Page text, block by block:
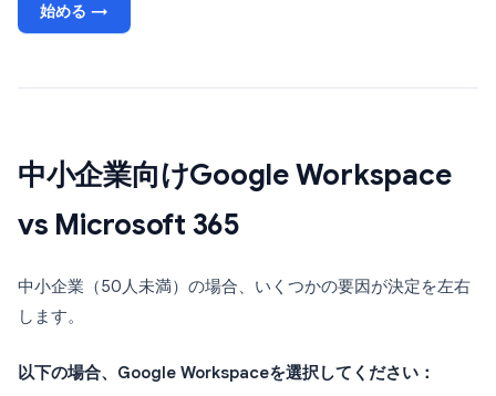
始める →
中小企業向けGoogle Workspace
vs Microsoft 365
中小企業（50人未満）の場合、いくつかの要因が決定を左右
します。
以下の場合、Google Workspaceを選択してください：